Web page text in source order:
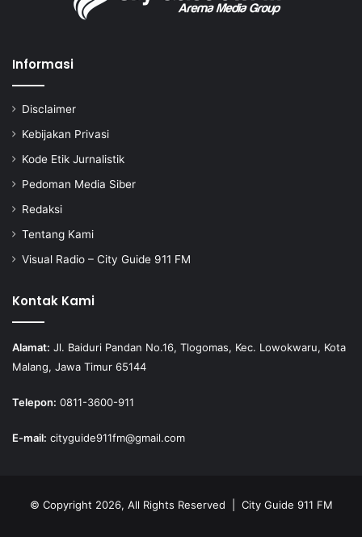
Informasi
Disclaimer
Kebijakan Privasi
Kode Etik Jurnalistik
Pedoman Media Siber
Redaksi
Tentang Kami
Visual Radio – City Guide 911 FM
Kontak Kami
Alamat: Jl. Baiduri Pandan No.16, Tlogomas, Kec. Lowokwaru, Kota
Malang, Jawa Timur 65144
Telepon: 0811-3600-911
E-mail: cityguide911fm@gmail.com
© Copyright 2026, All Rights Reserved | City Guide 911 FM